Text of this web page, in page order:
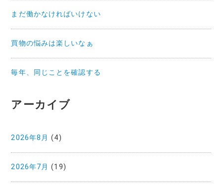
まだ働かなければいけない
買物の悩みは楽しいなぁ
毎年、同じことを確認する
アーカイブ
2026年8月 (4)
2026年7月 (19)